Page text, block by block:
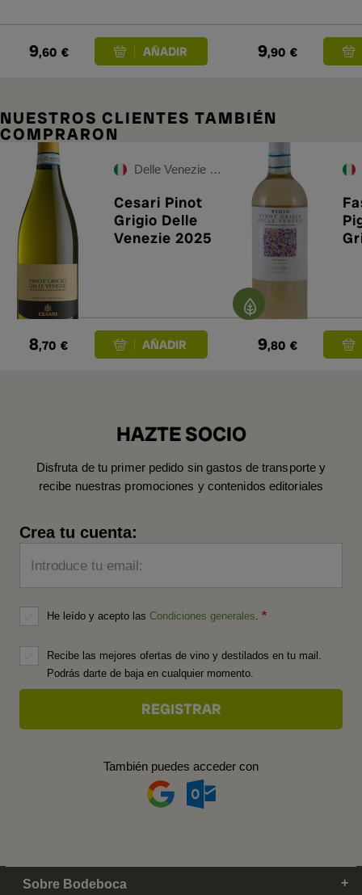
9,60 € 9,90 €
NUESTROS CLIENTES TAMBIÉN
COMPRARON
Delle Venezie IGT
Cesari Pinot
Grigio Delle
Venezie 2025
8,70 € 9,80 €
HAZTE SOCIO
Disfruta de tu primer pedido sin gastos de transporte y
recibe nuestras promociones y contenidos editoriales
Crea tu cuenta:
Introduce tu email:
He leído y acepto las Condiciones generales
Recibe las mejores ofertas de vino y destilados en tu mail.
Podrás darte de baja en cualquier momento.
También puedes acceder con
Sobre Bodeboca